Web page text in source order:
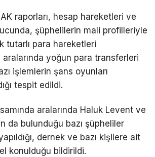
raporları, hesap hareketleri ve
şüphelilerin mali profilleriyle
tutarlı para hareketleri
yoğun para transferleri
işlemlerin şans oyunları
tespit edildi.
aralarında Haluk Levent ve
da bulunduğu bazı şüpheliler
dernek ve bazı kişilere ait
konulduğu bildirildi.